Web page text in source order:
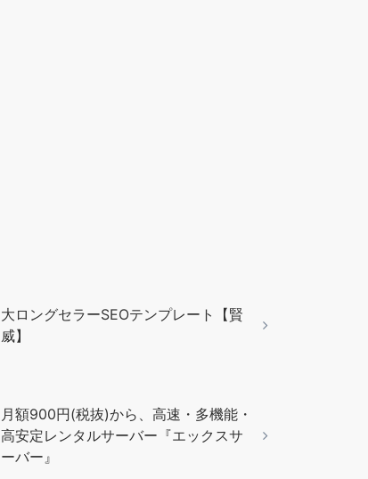
大ロングセラーSEOテンプレート【賢
威】
月額900円(税抜)から、高速・多機能・
高安定レンタルサーバー『エックスサ
ーバー』